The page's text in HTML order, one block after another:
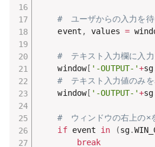
#　ユーザからの入力を
    event
, values =
#　テキスト入力欄に入
    window
[ '-OUTPUT-'+sg
#　テキスト入力値のみ
    window
[ '-OUTPUT-'+sg
#　ウィンドウの右上の
if event in (sg.
break